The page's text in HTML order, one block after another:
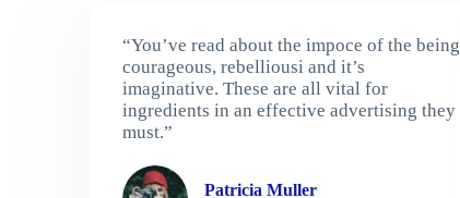
“You’ve read about the impoce of the being
courageous, rebelliousi and it’s
imaginative. These are all vital for
ingredients in an effective advertising they
must.”
Patricia Muller